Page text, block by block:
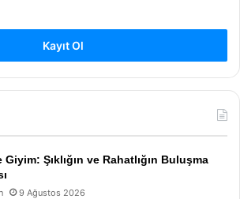
Kayıt Ol
Giyim: Şıklığın ve Rahatlığın Buluşma
9 Ağustos 2026